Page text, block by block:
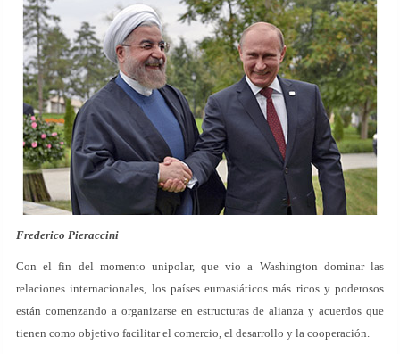
Frederico Pieraccini
Con el fin del momento unipolar, que vio a Washington dominar las
relaciones internacionales, los países euroasiáticos más ricos y poderosos
están comenzando a organizarse en estructuras de alianza y acuerdos que
tienen como objetivo facilitar el comercio, el desarrollo y la cooperación.